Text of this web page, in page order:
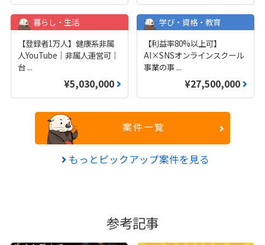
暮らし・生活
【登録者1万人】健康系非属
人YouTube｜非属人運営可｜
台 ...
¥5,030,000
学び・資格・教育
【利益率80%以上可】
AI×SNSオンラインスクール
事業の事 ...
¥27,500,000
案件一覧
もっとピックアップ案件を見る
参考記事